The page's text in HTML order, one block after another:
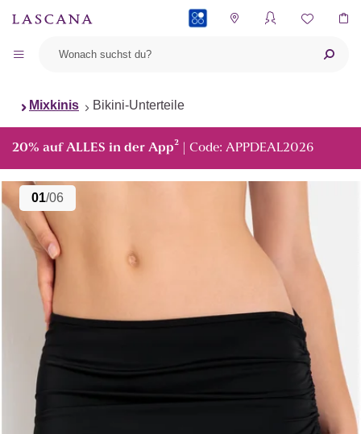
Mixkinis Bikini-Unterteile
20% auf ALLES in der App² | Code: APPDEAL2026
01/06